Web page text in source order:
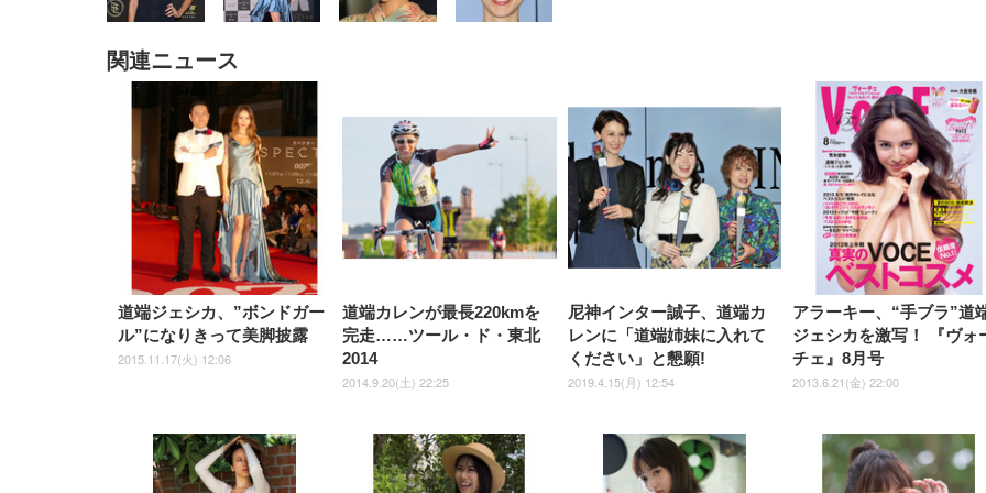
[EdoErgo] オフィスチェア 椅
子 テレワーク 疲れない 跳ね
上げ式アームレスト コンパク
ト 約105度ロッキング pc 事務
椅子 360度回転 座面昇降 強化
ナイロン樹脂ベース 通気性メ
ッシュ 在宅ワーク H-
WY01(黒網+黒枠+黒足)
￥5,699
／デスクチェア メッシュチェ
ア 人間工学 疲れない ブラッ
ク
￥27,999
チェア 疲れない テレワーク
チェア 強化バックレスト 30
度ロッキング機能 人間工学 椅
子 腰サポート 90度跳ね上げ
式アームレスト 3Dヘッドレス
ト ハンガー付き 高反発クッシ
ョン PCチェア 通気性メッシ
ュ ゲーミング/勉強/事務用 お
しゃれ パソコンチェア (ブラ
ック)
￥7,680
Sezlife オフィスチェア デスク
チェア 疲れない テレワーク
チェア 強化バックレスト 30度
ロッキング機能 人間工学 椅子
腰サポート 90度跳ね上げ式ア
ームレスト 3Dヘッドレスト
ハンガー付き 高反発クッショ
ン PCチェア 通気性メッシュ
ゲーミング/勉強/事務用 おし
ゃれ パソコンチェア (ホワイ
ト)
￥7,680
ANDWINT オフィスチ
ア デスクチェア 肘な
ッシュ 通気性 ランバ
ポート付き 腰サポート
ス圧無段階昇降 360度
転 キャスター付き コ
クト 幅52×奥行58.5×高
84～96cm テレワーク
宅勤務 ブラック
￥4,139
EIZO ビジネス向けプレミア
ムモニター | FlexScan
EV3240X-WT | 31.5型4K
UHD・USB Type-C・ホワイ
￥105,595
EIZO ビジネス向けプレミア
EV2740X-WT | 27.0型4K
UHD・USB Type-C・ホワイ
ト
￥109,572
ク付き（CFI-ZDM1J）
￥49,979
HD（1920×1080）VA 非光
沢 HDMI/DisplayPort/VGA
スピーカー内蔵 高さ調整 ス
イベル VESA対応
ComfortView ビジネス向け
￥15,800
【MiniLED/24.5inch/280Hz/
GRAPHT THE SHOOTER
Gaming Monitor 24” Essential
ーミングモニター QD 24.5イ
1ms FHD 量子ドット 残像低減
年保証 | 輝点保証 | 日本メーカ
￥34,980
Amazonベーシック ペットシ
ーツ 薄型 レギュラー 1回使い
捨て 無香料 ホワイト 300枚
￥3,373
ーツ 厚型 ワイド 42枚x2袋(84
枚) ホワイト(吸収面:ライトブ
ルー)
￥3,234
ツ L 中型犬用 26枚入り 単品
￥1,800
Smart Basic(スマートベーシ
ック) 【Amazon.co.jp限定】
Smart Basic アイリスオーヤマ
ペットシーツ 超厚型 お徳用
ワイド 100枚入 (x 1) (ケース
販売)
￥3,670
アイリスオーヤマ ペッ
シーツ 超厚型 お徳用
ュラー 200枚入
【Amazon.co.jp限定】
￥3,731
関連ニュース
道端ジェシカ、”ボンドガー
ル”になりきって美脚披露
2015.11.17(火) 12:06
道端カレンが最長220kmを
完走……ツール・ド・東北
2014
2014.9.20(土) 22:25
尼神インター誠子、道端カ
レンに「道端姉妹に入れて
ください」と懇願!
2019.4.15(月) 12:54
アラーキー、“手ブラ”道
ジェシカを激写！ 『ヴォ
チェ』8月号
2013.6.21(金) 22:00